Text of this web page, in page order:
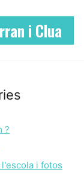
i Clua
?
i fotos